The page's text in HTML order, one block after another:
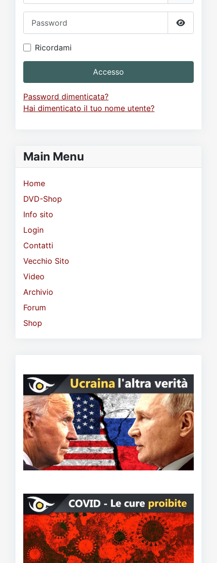
Mostra
Ricordami
Accesso
Password dimenticata?
Hai dimenticato il tuo nome utente?
Main Menu
Home
DVD-Shop
Info sito
Login
Contatti
Vecchio Sito
Video
Archivio
Forum
Shop